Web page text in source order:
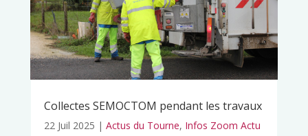
Collectes SEMOCTOM pendant les travaux
22 Juil 2025 | Actus du Tourne, Infos Zoom Actu